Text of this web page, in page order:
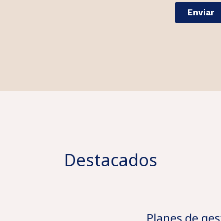
Destacados